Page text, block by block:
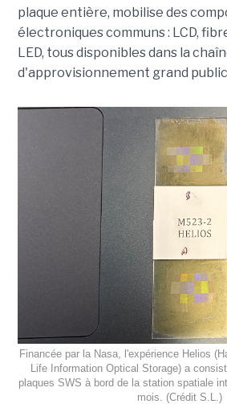
plaque entière, mobilise des
électroniques communs : LCD,
LED, tous disponibles dans la
d'approvisionnement grand
Financée par la Nasa, l'expérience Helios
Life Information Optical Storage) a
plaques SWS à bord de la station spatiale
mois. (Crédit S.L.)